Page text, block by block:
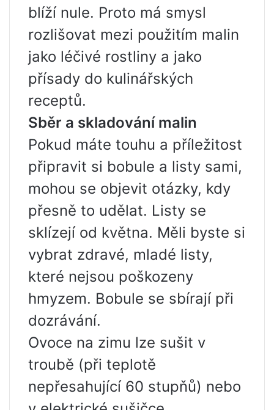
blíží nule. Proto má smysl
rozlišovat mezi použitím malin
jako léčivé rostliny a jako
přísady do kulinářských
receptů.
Sběr a skladování malin
Pokud máte touhu a příležitost
připravit si bobule a listy sami,
mohou se objevit otázky, kdy
přesně to udělat. Listy se
sklízejí od května. Měli byste si
vybrat zdravé, mladé listy,
které nejsou poškozeny
hmyzem. Bobule se sbírají při
dozrávání.
Ovoce na zimu lze sušit v
troubě (při teplotě
nepřesahující 60 stupňů) nebo